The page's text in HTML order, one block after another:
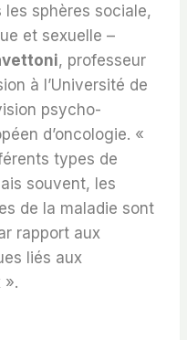
sphères sociale,
et sexuelle –
, professeur
à l’Université de
psycho-
d’oncologie. «
types de
souvent, les
de la maladie sont
rapport aux
liés aux
».